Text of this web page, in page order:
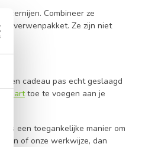
Combineer ze
verwenpakket. Ze zijn niet
een cadeau pas echt geslaagd
toe te voegen aan je
is een toegankelijke manier om
of onze werkwijze, dan